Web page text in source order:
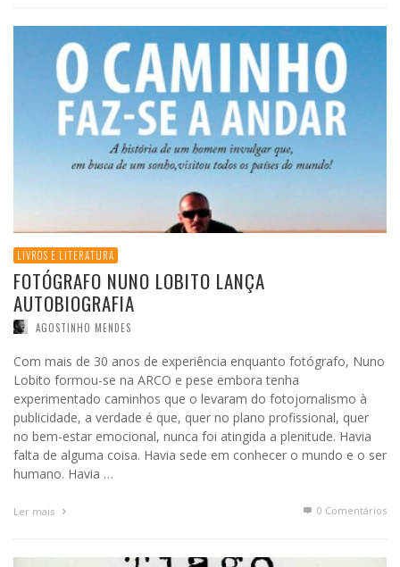
LIVROS E LITERATURA
FOTÓGRAFO NUNO LOBITO LANÇA
AUTOBIOGRAFIA
AGOSTINHO MENDES
Com mais de 30 anos de experiência enquanto fotógrafo, Nuno
Lobito formou-se na ARCO e pese embora tenha
experimentado caminhos que o levaram do fotojornalismo à
publicidade, a verdade é que, quer no plano profissional, quer
no bem-estar emocional, nunca foi atingida a plenitude. Havia
falta de alguma coisa. Havia sede em conhecer o mundo e o ser
humano. Havia …
Ler mais 0 Comentários